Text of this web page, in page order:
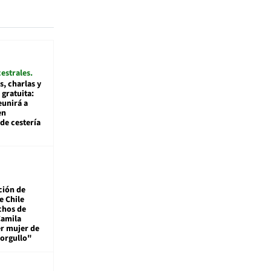
charlas y
gratuita:
a
cestería
de
Chile
de
mujer de